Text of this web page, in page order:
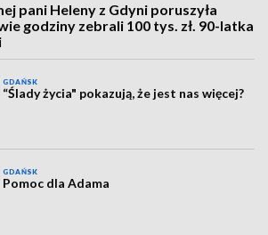
pani Heleny z Gdyni poruszyła
godziny zebrali 100 tys. zł. 90-latka
GDAŃSK
“Ślady życia" pokazują, że jest nas więcej?
GDAŃSK
Pomoc dla Adama